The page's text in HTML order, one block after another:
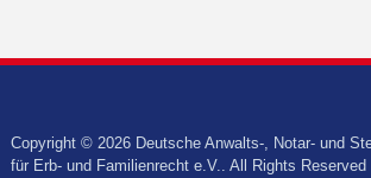
Copyright © 2026 Deutsche Anwalts-, Notar- und
für Erb- und Familienrecht e.V.. All Rights Reserved